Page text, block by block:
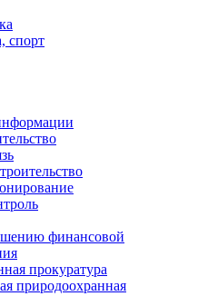
спорт
финансовой
прокуратура
природоохранная